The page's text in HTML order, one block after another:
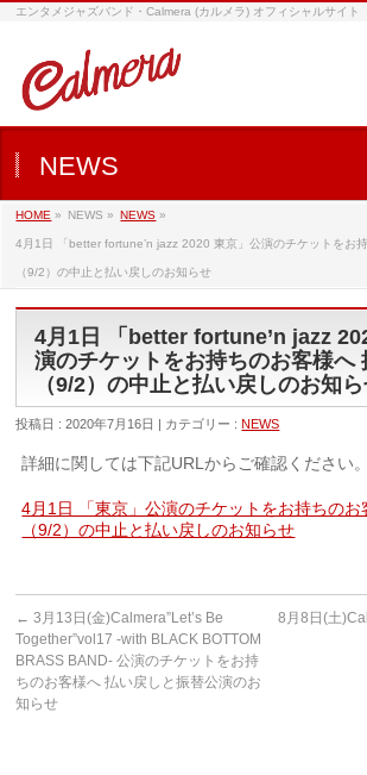
エンタメジャズバンド・Calmera (カルメラ) オフィシャルサイト
NEWS
HOME » NEWS » NEWS »
4月1日 「better fortune’n jazz 2020 東京」公演のチケットをお
（9/2）の中止と払い戻しのお知らせ
4月1日 「better fortune’n jazz
演のチケットをお持ちのお客様へ
（9/2）の中止と払い戻しのお知
投稿日 : 2020年7月16日 | カテゴリー :NEWS
詳細に関しては下記URLからご確認ください。
4月1日 「東京」公演のチケットをお持ちのお
（9/2）の中止と払い戻しのお知らせ
← 3月13日(金)Calmera”Let’s Be
Together”vol17 -with BLACK BOTTOM
BRASS BAND- 公演のチケットをお持
ちのお客様へ 払い戻しと振替公演のお
知らせ
8月8日(土